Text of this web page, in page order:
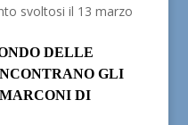
svoltosi il 13 marzo
DELLE
GLI
DI